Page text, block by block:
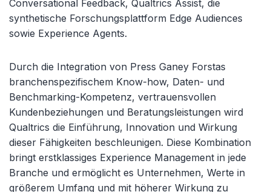
Conversational Feedback, Qualtrics Assist, die
synthetische Forschungsplattform Edge Audiences
sowie Experience Agents.
Durch die Integration von Press Ganey Forstas
branchenspezifischem Know-how, Daten- und
Benchmarking-Kompetenz, vertrauensvollen
Kundenbeziehungen und Beratungsleistungen wird
Qualtrics die Einführung, Innovation und Wirkung
dieser Fähigkeiten beschleunigen. Diese Kombination
bringt erstklassiges Experience Management in jede
Branche und ermöglicht es Unternehmen, Werte in
größerem Umfang und mit höherer Wirkung zu